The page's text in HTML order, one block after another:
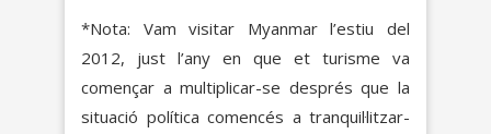
*Nota: Vam visitar Myanmar l’estiu del
2012, just l’any en que et turisme va
començar a multiplicar-se després que la
situació política comencés a tranquil·litzar-